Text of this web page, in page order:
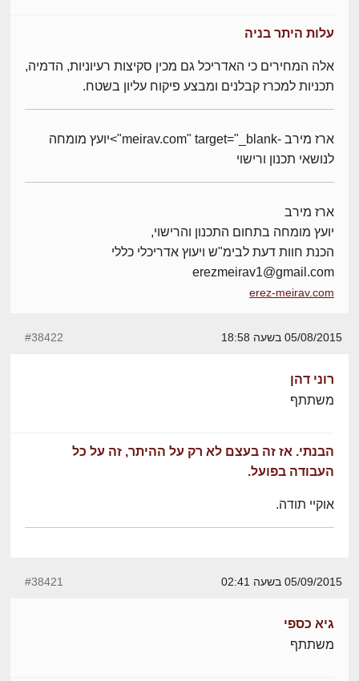
עלות היתר בניה
אלה המחירים כי האדריכל גם מכין סקיצות רעיוניות, הדמיה,
תכניות למכרז קבלנים ומבצע פיקוח עליון בשטח.
ארז מירב -meirav.com" target="_blank">יועץ מומחה
לנושאי תכנון ורישוי
ארז מירב
יועץ מומחה בתחום התכנון והרישוי,
הכנת חוות דעת לבימ"ש ויעוץ אדריכלי כללי
erezmeirav1@gmail.com
erez-meirav.com
05/08/2015 בשעה 18:58 #38422
רוני דהן
משתתף
הבנתי. אז זה בעצם לא רק על ההיתר, זה על כל
העבודה בפועל.
אוקיי תודה.
05/09/2015 בשעה 02:41 #38421
גיא כספי
משתתף